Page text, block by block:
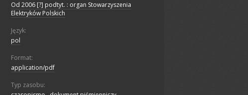
Od 2006 [?] podtyt. : organ Stowarzyszenia
Elektryków Polskich
Język:
pol
Format:
application/pdf
Typ zasobu: